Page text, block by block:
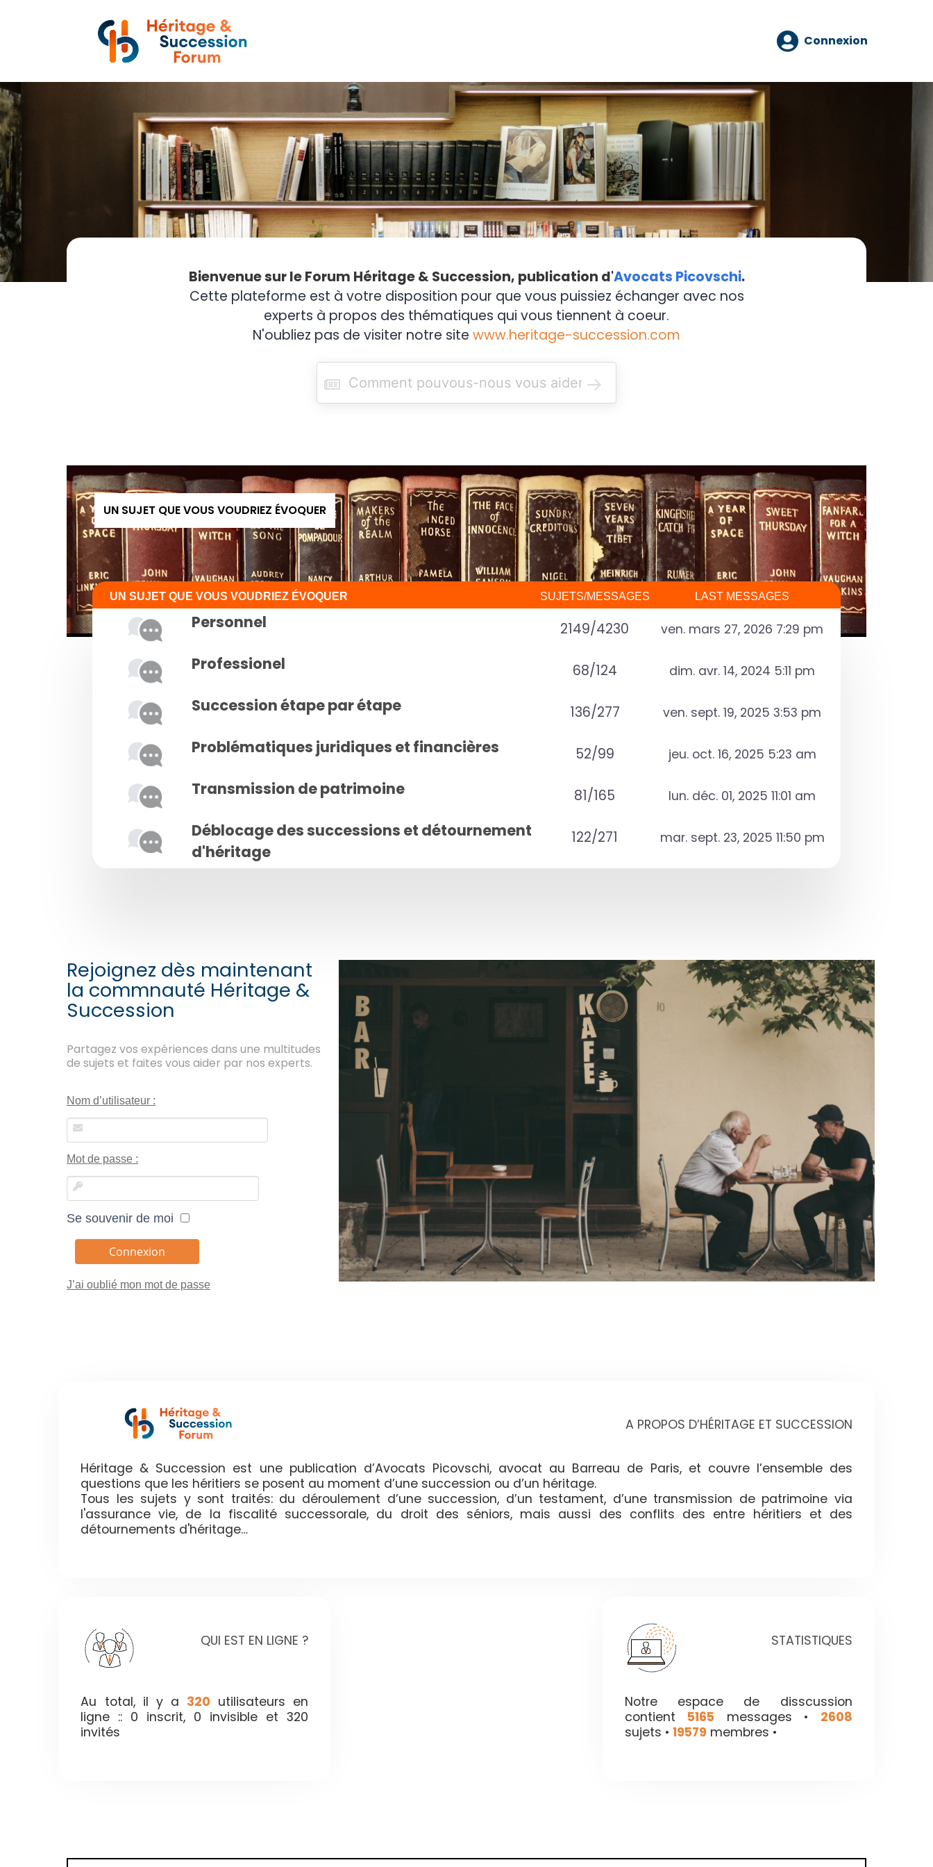
Connexion
Bienvenue sur le Forum Héritage & Succession, publication d'Avocats Picovschi.
Cette plateforme est à votre disposition pour que vous puissiez échanger avec nos
experts à propos des thématiques qui vous tiennent à coeur.
N'oubliez pas de visiter notre site www.heritage-succession.com
R
c
h
e
r
UN SUJET QUE VOUS VOUDRIEZ ÉVOQUER
UN SUJET QUE VOUS VOUDRIEZ ÉVOQUER SUJETS/MESSAGES LAST MESSAGES
Personnel 2149/4230 ven. mars 27, 2026 7:29 pm
Professionel 68/124 dim. avr. 14, 2024 5:11 pm
Succession étape par étape 136/277 ven. sept. 19, 2025 3:53 pm
Problématiques juridiques et financières 52/99 jeu. oct. 16, 2025 5:23 am
Transmission de patrimoine 81/165 lun. déc. 01, 2025 11:01 am
Déblocage des successions et détournement
d'héritage
122/271 mar. sept. 23, 2025 11:50 pm
Rejoignez dès maintenant
la commnauté Héritage &
Succession
Partagez vos expériences dans une multitudes
de sujets et faites vous aider par nos experts.
Nom d’utilisateur :
Mot de passe :
Se souvenir de moi
J’ai oublié mon mot de passe
A PROPOS D’HÉRITAGE ET SUCCESSION
Héritage & Succession est une publication d’Avocats Picovschi, avocat au Barreau de Paris, et couvre l’ensemble des
questions que les héritiers se posent au moment d’une succession ou d’un héritage.
Tous les sujets y sont traités: du déroulement d’une succession, d’un testament, d’une transmission de patrimoine via
l'assurance vie, de la fiscalité successorale, du droit des séniors, mais aussi des conflits des entre héritiers et des
détournements d'héritage…
QUI EST EN LIGNE ?
Au total, il y a 320 utilisateurs en
ligne :: 0 inscrit, 0 invisible et 320
invités
STATISTIQUES
Notre espace de disscussion
contient 5165 messages • 2608
sujets • 19579 membres •